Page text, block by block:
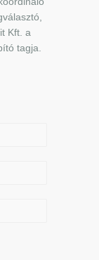
Kft. a
tagja.